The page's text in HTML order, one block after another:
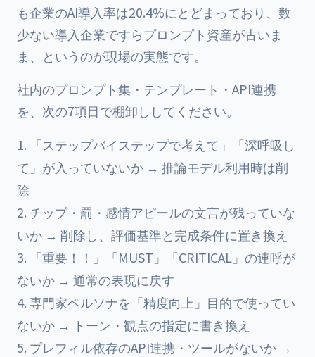
も企業のAI導入率は20.4%にとどまっており、数
少ない導入企業ですらプロンプト資産が古いま
ま、というのが現場の実態です。
社内のプロンプト集・テンプレート・API連携
を、次の7項目で棚卸ししてください。
「ステップバイステップで考えて」「深呼吸し
て」が入っていないか → 推論モデル利用時は削
除
チップ・罰・感情アピールの文言が残っていな
いか → 削除し、評価基準と完成条件に置き換え
「重要！！」「MUST」「CRITICAL」の連呼が
ないか → 通常の表現に戻す
専門家ペルソナを「精度向上」目的で使ってい
ないか → トーン・観点の指定に書き換え
プレフィル依存のAPI連携・ツールがないか →